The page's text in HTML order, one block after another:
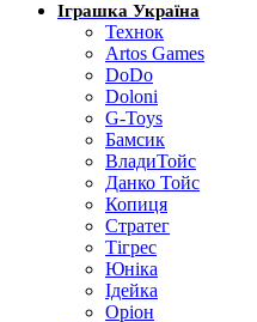
Іграшка Україна
Технок
Artos Games
DoDo
Doloni
G-Toys
Бамсик
ВладиТойс
Данко Тойс
Копиця
Стратег
Тігрес
Юніка
Ідейка
Оріон